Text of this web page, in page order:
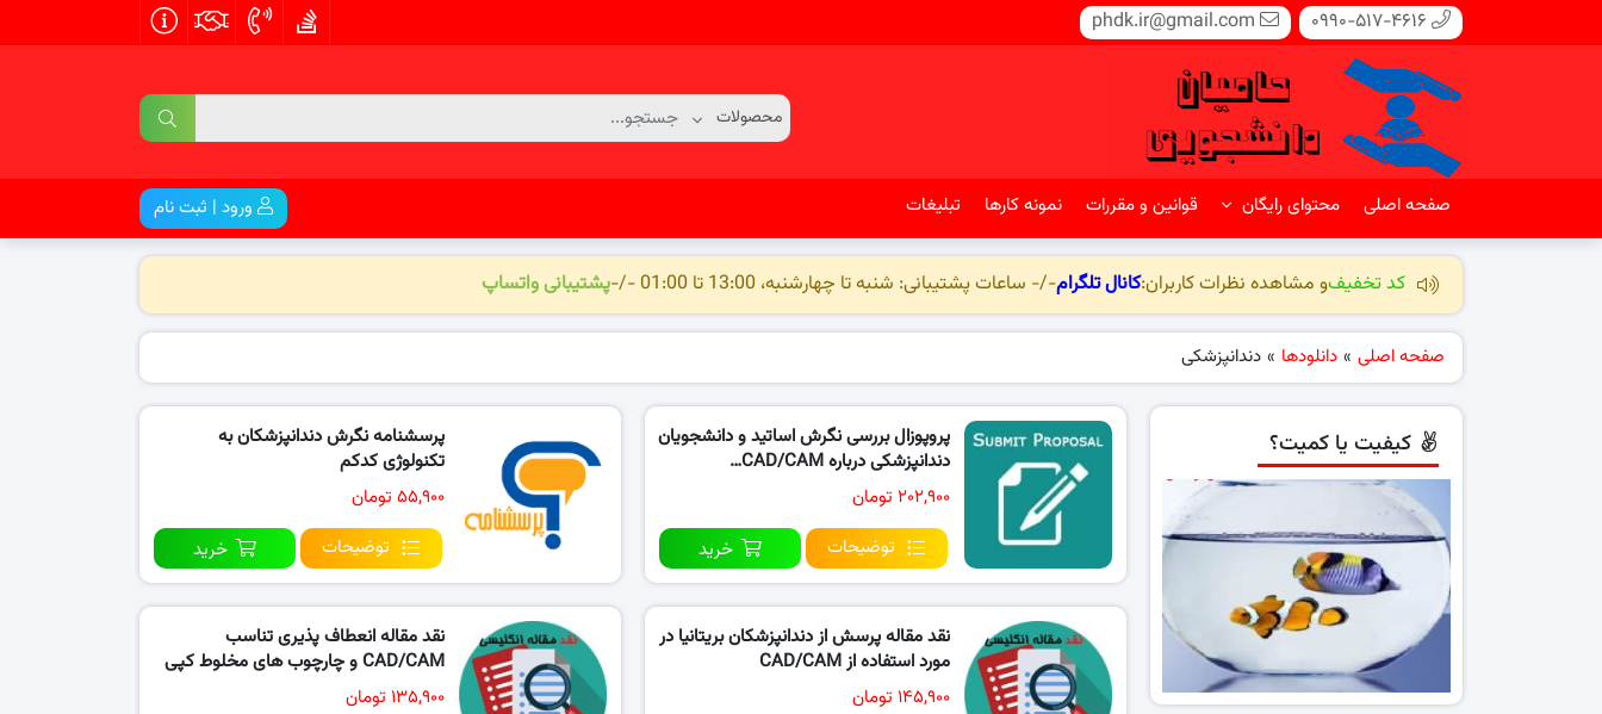
0990-517-4616
phdk.ir@gmail.com
صفحه اصلی محتوای رایگان قوانین و مقررات نمونه کارها تبلیغات ورود | ثبت نام
کد تخفیفو مشاهده نظرات کاربران:کانال تلگرام-/- ساعات پشتیبانی: شنبه تا چهارشنبه، 13:00 تا 01:00 -/- پشتیبانی واتساپ
صفحه اصلی » دانلودها » دندانپزشکی
پروپوزال بررسی نگرش اساتید و دانشجویان
دندانپزشکی درباره CAD/CAM…
۲۰۲,۹۰۰ تومان
توضیحات
خرید
پرسشنامه نگرش دندانپزشکان به
تکنولوژی کدکم
۵۵,۹۰۰ تومان
توضیحات
خرید
نقد مقاله پرسش از دندانپزشکان بریتانیا در
مورد استفاده از CAD/CAM
۱۴۵,۹۰۰ تومان
نقد مقاله انعطاف پذیری تناسب
CAD/CAM و چارچوب های مخلوط کپی
و..
۱۳۵,۹۰۰ تومان
کیفیت یا کمیت؟